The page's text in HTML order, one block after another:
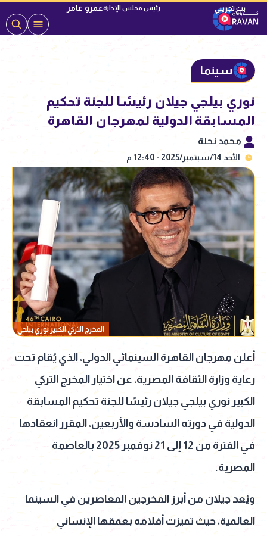
رئيس مجلس الإدارةعمرو عامر
سينما
نوري بيلجي جيلان رئيسًا للجنة تحكيم
المسابقة الدولية لمهرجان القاهرة
محمد نحلة
الأحد 14/سبتمبر/2025 - 12:40 م
المخرج التركي الكبير نوري بيلجي
أعلن مهرجان القاهرة السينمائي الدولي، الذي يُقام تحت
رعاية وزارة الثقافة المصرية، عن اختيار المخرج التركي
الكبير نوري بيلجي جيلان رئيسًا للجنة تحكيم المسابقة
الدولية في دورته السادسة والأربعين، المقرر انعقادها
في الفترة من 12 إلى 21 نوفمبر 2025 بالعاصمة
المصرية.
ويُعد جيلان من أبرز المخرجين المعاصرين في السينما
العالمية، حيث تميزت أفلامه بعمقها الإنساني